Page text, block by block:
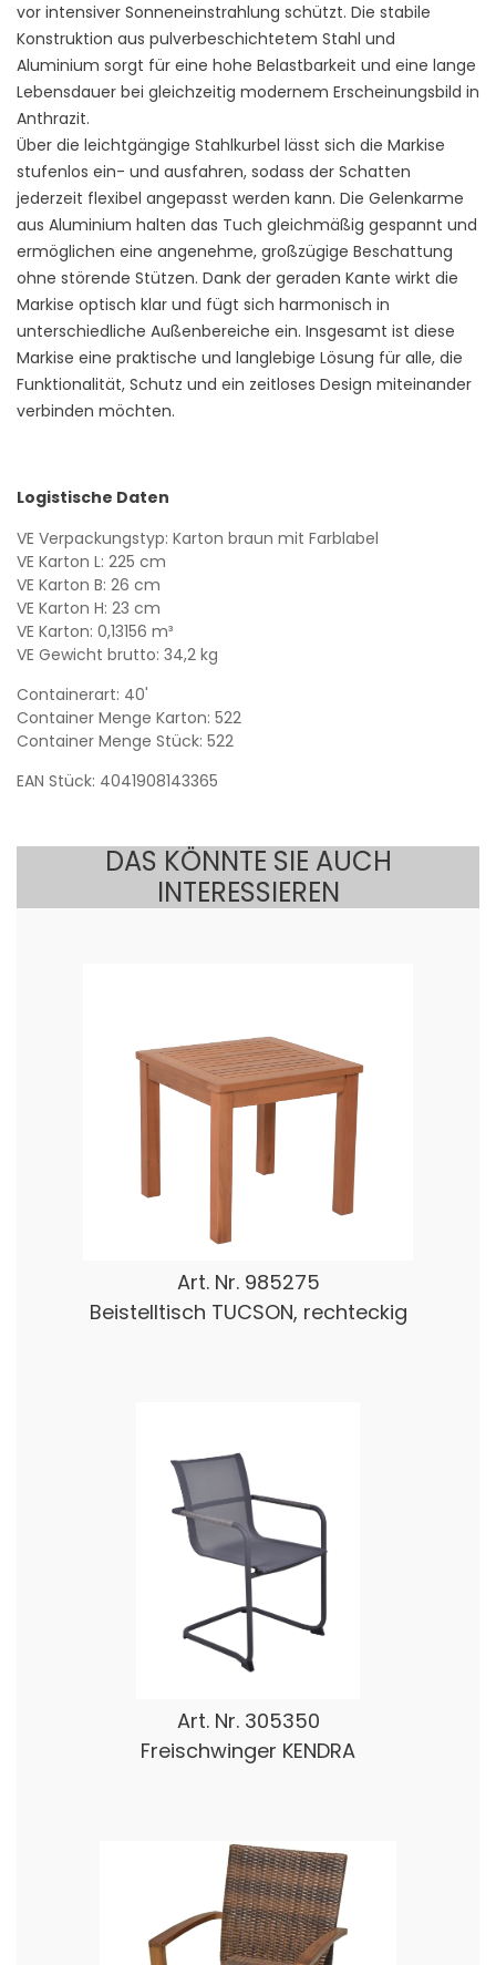
vor intensiver Sonneneinstrahlung schützt. Die stabile
Konstruktion aus pulverbeschichtetem Stahl und
Aluminium sorgt für eine hohe Belastbarkeit und eine lange
Lebensdauer bei gleichzeitig modernem Erscheinungsbild in
Anthrazit.
Über die leichtgängige Stahlkurbel lässt sich die Markise
stufenlos ein- und ausfahren, sodass der Schatten
jederzeit flexibel angepasst werden kann. Die Gelenkarme
aus Aluminium halten das Tuch gleichmäßig gespannt und
ermöglichen eine angenehme, großzügige Beschattung
ohne störende Stützen. Dank der geraden Kante wirkt die
Markise optisch klar und fügt sich harmonisch in
unterschiedliche Außenbereiche ein. Insgesamt ist diese
Markise eine praktische und langlebige Lösung für alle, die
Funktionalität, Schutz und ein zeitloses Design miteinander
verbinden möchten.
Logistische Daten
VE Verpackungstyp: Karton braun mit Farblabel
VE Karton L: 225 cm
VE Karton B: 26 cm
VE Karton H: 23 cm
VE Karton: 0,13156 m³
VE Gewicht brutto: 34,2 kg
Containerart: 40'
Container Menge Karton: 522
Container Menge Stück: 522
EAN Stück: 4041908143365
DAS KÖNNTE SIE AUCH
INTERESSIEREN
Art. Nr. 985275
Beistelltisch TUCSON, rechteckig
Art. Nr. 305350
Freischwinger KENDRA